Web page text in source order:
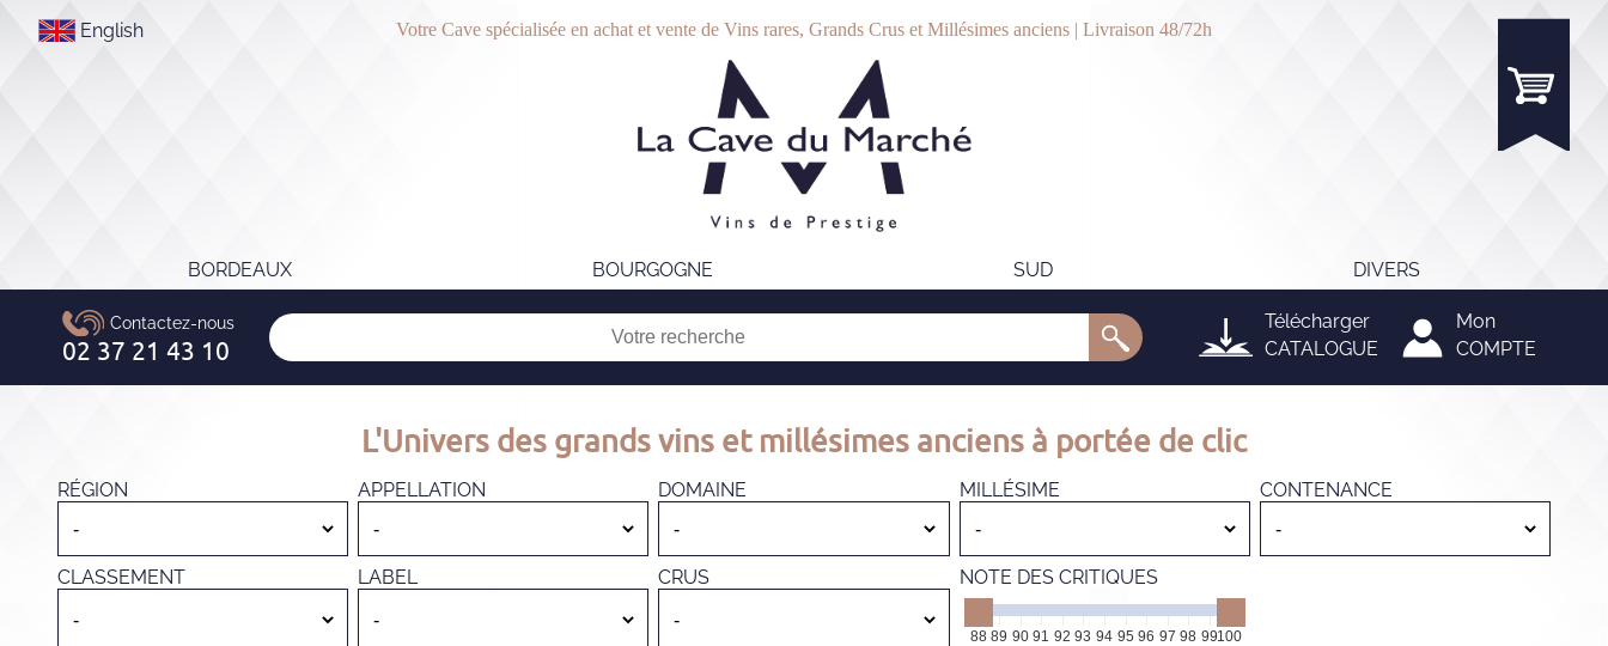
English Votre Cave spécialisée en achat et vente de Vins rares, Grands Crus et Millésimes anciens | Livraison 48/72h
BORDEAUX BOURGOGNE SUD DIVERS
Télécharger
CATALOGUE
Mon
COMPTE
L'Univers des grands vins et millésimes anciens à portée de clic
RÉGION APPELLATION DOMAINE MILLÉSIME CONTENANCE
CLASSEMENT LABEL CRUS NOTE DES CRITIQUES
88 89 90 91 92 93 94 95 96 97 98 99100